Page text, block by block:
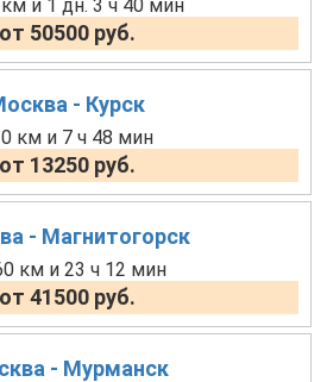
и 1 дн. 3 ч 40 мин
от 50500 руб.
- Курск
км и 7 ч 48 мин
от 13250 руб.
- Магнитогорск
км и 23 ч 12 мин
от 41500 руб.
- Мурманск